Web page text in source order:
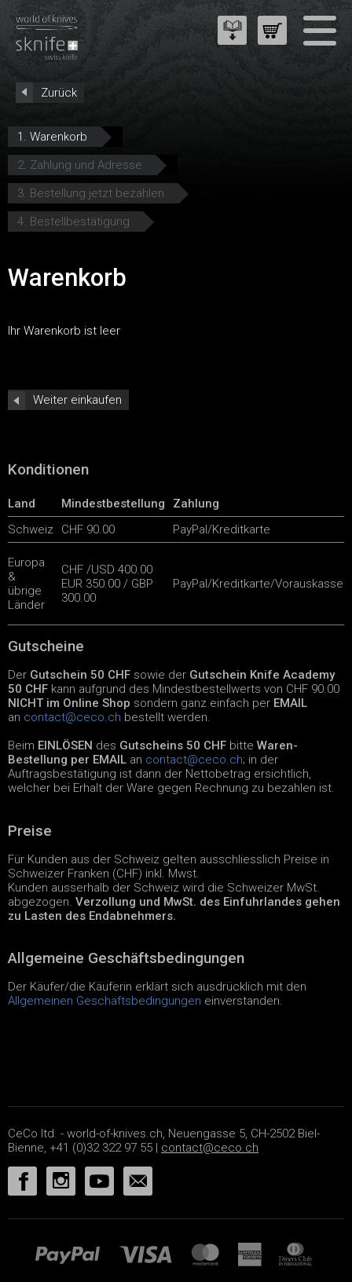
Zurück
1. Warenkorb
2. Zahlung und Adresse
3. Bestellung jetzt bezahlen
4. Bestellbestätigung
Warenkorb
Ihr Warenkorb ist leer
Weiter einkaufen
Konditionen
Land Mindestbestellung Zahlung
Schweiz
CHF 90.00 PayPal/Kreditkarte
Europa
&
übrige
Länder
CHF /USD 400.00
EUR 350.00 / GBP
300.00
PayPal/Kreditkarte/Vorauskasse
Gutscheine
Der Gutschein 50 CHF sowie der Gutschein Knife Academy
50 CHF kann aufgrund des Mindestbestellwerts von CHF 90.00
NICHT im Online Shop sondern ganz einfach per EMAIL
an contact@ceco.ch bestellt werden.
Beim EINLÖSEN des Gutscheins 50 CHF bitte Waren-
Bestellung per EMAIL an contact@ceco.ch; in der
Auftragsbestätigung ist dann der Nettobetrag ersichtlich,
welcher bei Erhalt der Ware gegen Rechnung zu bezahlen ist.
Preise
Für Kunden aus der Schweiz gelten ausschliesslich Preise in
Schweizer Franken (CHF) inkl. Mwst.
Kunden ausserhalb der Schweiz wird die Schweizer MwSt.
abgezogen. Verzollung und MwSt. des Einfuhrlandes gehen
zu Lasten des Endabnehmers.
Allgemeine Geschäftsbedingungen
Der Käufer/die Käuferin erklärt sich ausdrücklich mit den
Allgemeinen Geschäftsbedingungen einverstanden.
CeCo ltd. - world-of-knives.ch, Neuengasse 5, CH-2502 Biel-
Bienne, +41 (0)32 322 97 55 | contact@ceco.ch